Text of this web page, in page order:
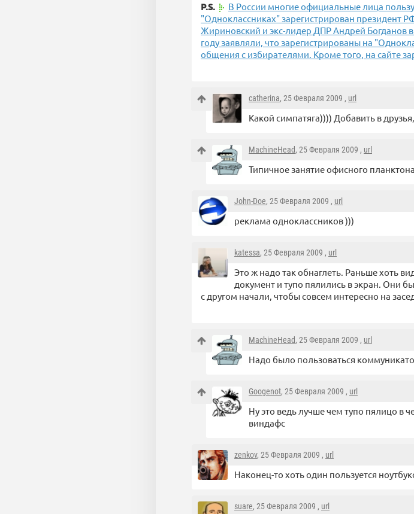
P.S.
В России многие официальные лица
"Одноклассниках" зарегистрирован
Жириновский и экс-лидер ДПР Андрей Богданов
году заявляли, что зарегистрированы на
общения с избирателями. Кроме того, на сайте
catherina, 25 Февраля 2009 , url
Какой симпатяга)))) Добавить в
MachineHead, 25 Февраля 2009 , url
Типичное занятие офисного планктона
John-Doe, 25 Февраля 2009 , url
реклама одноклассников )))
katessa, 25 Февраля 2009 , url
Это ж надо так обнаглеть. Раньше хоть
документ и тупо пялились в экран. Они
с другом начали, чтобы совсем интересно на
MachineHead, 25 Февраля 2009 , url
Надо было пользоваться
Googenot, 25 Февраля 2009 , url
Ну это ведь лучше чем тупо пялицо в
виндафс
zenkov, 25 Февраля 2009 , url
Наконец-то хоть один пользуется
suare, 25 Февраля 2009 , url